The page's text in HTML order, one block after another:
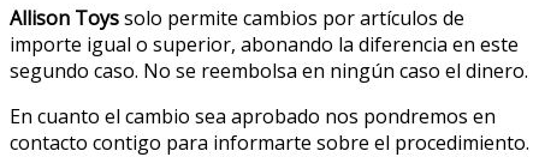
Allison Toyssolo permite cambios por artículos de
importe igual o superior, abonando la diferencia en este
segundo caso. No se reembolsa en ningún caso el dinero.
En cuanto el cambio sea aprobado nos pondremos en
contacto contigo para informarte sobre el procedimiento.